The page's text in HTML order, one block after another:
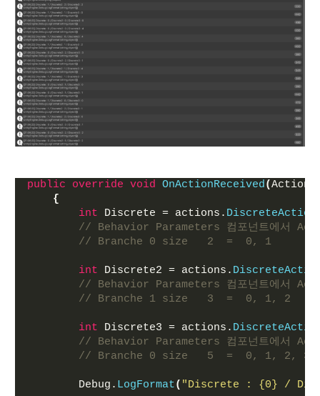
public override void OnActionReceived(
{
int Discrete = actions.
// Behavior Parameters 컴포넌트에서
// Branche 0 size   2  =  0, 1
int Discrete2 = actions.
// Behavior Parameters 컴포넌트에서
// Branche 1 size   3  =  0, 1, 2
int Discrete3 = actions.
// Behavior Parameters 컴포넌트에서
// Branche 0 size   5  =  0, 1, 2,
        Debug.
LogFormat( "Discrete : {0} /